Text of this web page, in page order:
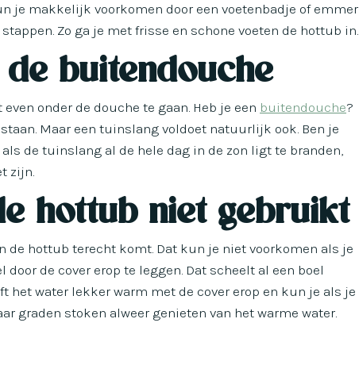
je makkelijk voorkomen door een voetenbadje of emmer
Zo ga je met frisse en schone voeten de hottub in.
buitendouche
onder de douche te gaan. Heb je een buitendouche?
Maar een tuinslang voldoet natuurlijk ook. Ben je
de tuinslang al de hele dag in de zon ligt te branden,
zijn.
hottub niet gebruikt
de hottub terecht komt. Dat kun je niet voorkomen als je
de cover erop te leggen. Dat scheelt al een boel
water lekker warm met de cover erop en kun je als je
graden stoken alweer genieten van het warme water.